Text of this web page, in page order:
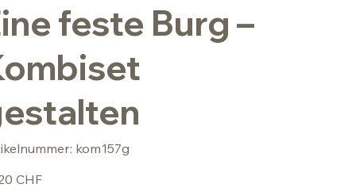
feste Burg –
Artikelnummer:
kom157g
kom157g
CHF